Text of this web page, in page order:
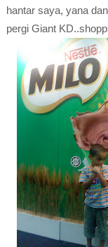
hantar saya, yana
pergi Giant